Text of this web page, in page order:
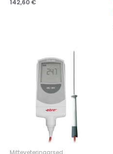
142,60 €
Mitteveterinaarsed